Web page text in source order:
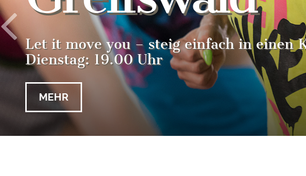
Let it move you – steig einfach in einen
Dienstag: 19.00 Uhr
MEHR